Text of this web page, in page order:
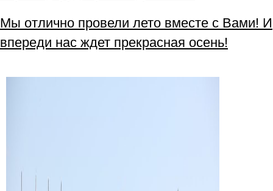
Мы отлично провели лето вместе с Вами! И
впереди нас ждет прекрасная осень!